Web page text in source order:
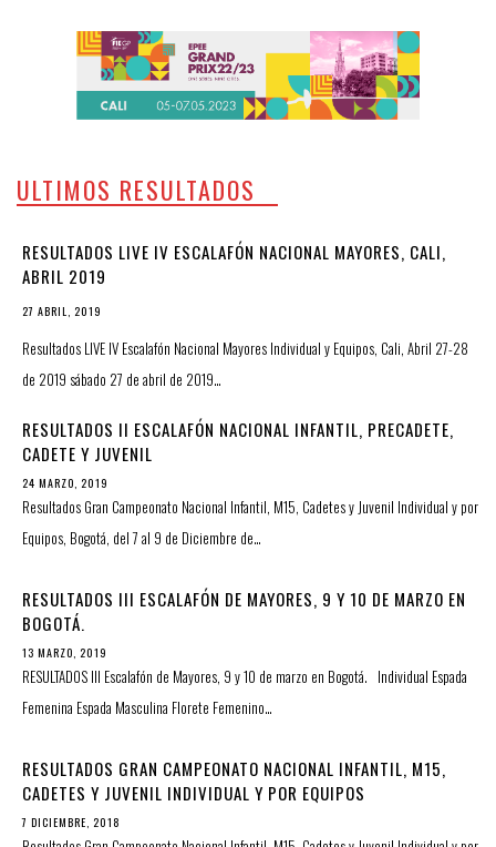
ULTIMOS RESULTADOS
RESULTADOS LIVE IV ESCALAFÓN NACIONAL MAYORES, CALI,
ABRIL 2019
27 ABRIL, 2019
Resultados LIVE IV Escalafón Nacional Mayores Individual y Equipos, Cali, Abril 27-28
de 2019 sábado 27 de abril de 2019…
RESULTADOS II ESCALAFÓN NACIONAL INFANTIL, PRECADETE,
CADETE Y JUVENIL
24 MARZO, 2019
Resultados Gran Campeonato Nacional Infantil, M15, Cadetes y Juvenil Individual y por
Equipos, Bogotá, del 7 al 9 de Diciembre de…
RESULTADOS III ESCALAFÓN DE MAYORES, 9 Y 10 DE MARZO EN
BOGOTÁ.
13 MARZO, 2019
RESULTADOS III Escalafón de Mayores, 9 y 10 de marzo en Bogotá. Individual Espada
Femenina Espada Masculina Florete Femenino…
RESULTADOS GRAN CAMPEONATO NACIONAL INFANTIL, M15,
CADETES Y JUVENIL INDIVIDUAL Y POR EQUIPOS
7 DICIEMBRE, 2018